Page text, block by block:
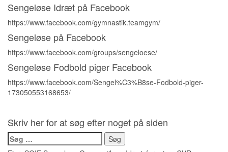
Sengeløse Idræt på Facebook
https://www.facebook.com/gymnastik.teamgym/
Sengeløse på Facebook
https://www.facebook.com/groups/sengeloese/
Sengeløse Fodbold piger Facebook
https://www.facebook.com/Sengel%C3%B8se-Fodbold-piger-
173050553168653/
Skriv her for at søg efter noget på siden
Søg
efter: